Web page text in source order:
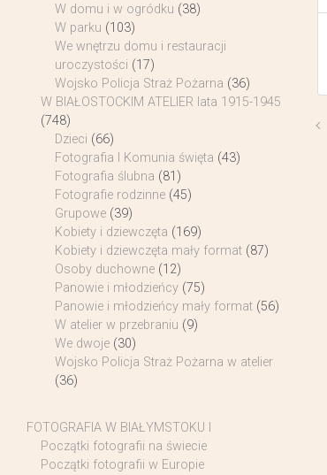
W domu i w ogródku (38)
W parku (103)
We wnętrzu domu i restauracji
uroczystości (17)
Wojsko Policja Straż Pożarna (36)
W BIAŁOSTOCKIM ATELIER lata 1915-1945
(748)
Dzieci (66)
Fotografia I Komunia święta (43)
Fotografia ślubna (81)
Fotografie rodzinne (45)
Grupowe (39)
Kobiety i dziewczęta (169)
Kobiety i dziewczęta mały format (87)
Osoby duchowne (12)
Panowie i młodzieńcy (75)
Panowie i młodzieńcy mały format (56)
W atelier w przebraniu (9)
We dwoje (30)
Wojsko Policja Straż Pożarna w atelier
(36)
FOTOGRAFIA W BIAŁYMSTOKU I
Początki fotografii na świecie
Początki fotografii w Europie